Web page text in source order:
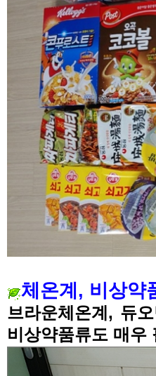
체온계, 비상약
브라운체온계, 듀
비상약품류도 매우